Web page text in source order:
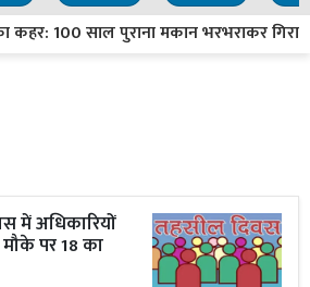
कहर: 100 साल पुराना मकान भरभराकर
में अधिकारियों
पर 18 का